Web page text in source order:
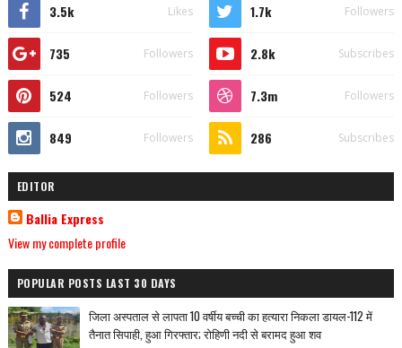
3.5k Likes 1.7k Followers
735 Followers 2.8k Subscribes
524 Followers 7.3m Followers
849 Followers 286 Subscribes
EDITOR
Ballia Express
View my complete profile
POPULAR POSTS LAST 30 DAYS
जिला अस्पताल से लापता 10 वर्षीय बच्ची का हत्यारा निकला डायल-112 में
तैनात सिपाही, हुआ गिरफ्तार; रोहिणी नदी से बरामद हुआ शव